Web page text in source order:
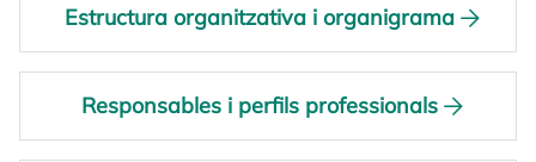
Estructura organitzativa i organigrama
Responsables i perfils professionals